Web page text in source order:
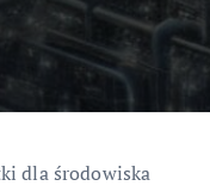
dla środowiska